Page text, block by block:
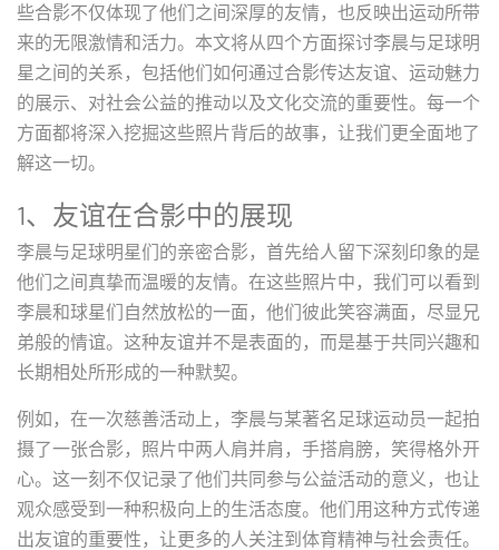
些合影不仅体现了他们之间深厚的友情，也反映出运动所带
来的无限激情和活力。本文将从四个方面探讨李晨与足球明
星之间的关系，包括他们如何通过合影传达友谊、运动魅力
的展示、对社会公益的推动以及文化交流的重要性。每一个
方面都将深入挖掘这些照片背后的故事，让我们更全面地了
解这一切。
1、友谊在合影中的展现
李晨与足球明星们的亲密合影，首先给人留下深刻印象的是
他们之间真挚而温暖的友情。在这些照片中，我们可以看到
李晨和球星们自然放松的一面，他们彼此笑容满面，尽显兄
弟般的情谊。这种友谊并不是表面的，而是基于共同兴趣和
长期相处所形成的一种默契。
例如，在一次慈善活动上，李晨与某著名足球运动员一起拍
摄了一张合影，照片中两人肩并肩，手搭肩膀，笑得格外开
心。这一刻不仅记录了他们共同参与公益活动的意义，也让
观众感受到一种积极向上的生活态度。他们用这种方式传递
出友谊的重要性，让更多的人关注到体育精神与社会责任。